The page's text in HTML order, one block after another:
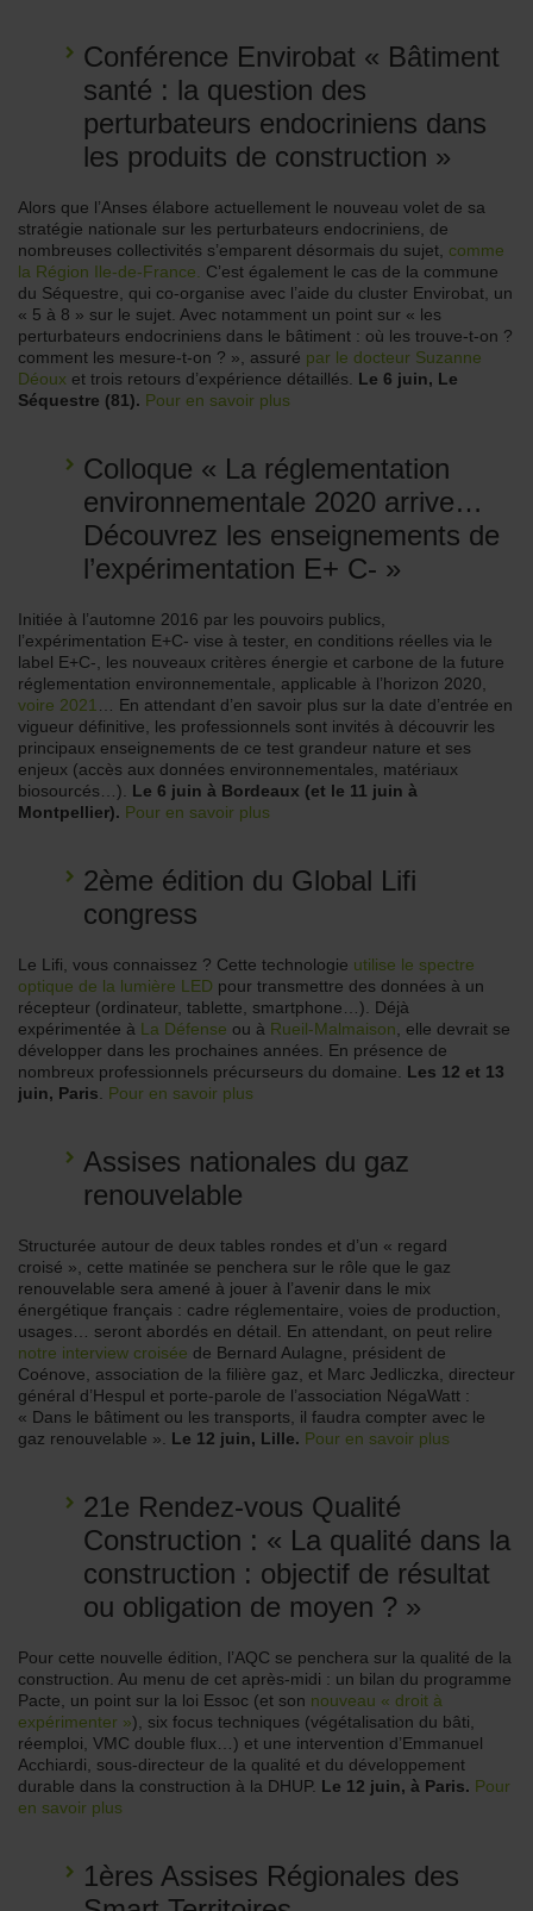
Conférence Envirobat « Bâtiment
santé : la question des
perturbateurs endocriniens dans
les produits de construction »
Alors que l’Anses élabore actuellement le nouveau volet de sa
stratégie nationale sur les perturbateurs endocriniens, de
nombreuses collectivités s’emparent désormais du sujet, comme
la Région Ile-de-France.
C’est également le cas de la commune
du Séquestre, qui co-organise avec l’aide du cluster Envirobat, un
« 5 à 8 » sur le sujet. Avec notamment un point sur « les
perturbateurs endocriniens dans le bâtiment : où les trouve-t-on ?
comment les mesure-t-on ? », assuré par le docteur Suzanne
Déoux et trois retours d’expérience détaillés.
Le 6 juin, Le
Séquestre (81). Pour en savoir plus
Colloque « La réglementation
environnementale 2020 arrive…
Découvrez les enseignements de
l’expérimentation E+ C- »
Initiée à l’automne 2016 par les pouvoirs publics,
l’expérimentation E+C- vise à tester, en conditions réelles via le
label E+C-, les nouveaux critères énergie et carbone de la future
réglementation environnementale, applicable à l’horizon 2020,
voire 2021
… En attendant d’en savoir plus sur la date d’entrée en
vigueur définitive, les professionnels sont invités à découvrir les
principaux enseignements de ce test grandeur nature et ses
enjeux (accès aux données environnementales, matériaux
biosourcés…).
Le 6 juin à Bordeaux (et le 11 juin à
Montpellier). Pour en savoir plus
2ème édition du Global Lifi
congress
Le Lifi, vous connaissez ? Cette technologie utilise le spectre
optique de la lumière LED pour transmettre des données à un
récepteur (ordinateur, tablette, smartphone…). Déjà
expérimentée à La Défense ou à Rueil-Malmaison , elle devrait se
développer dans les prochaines années. En présence de
nombreux professionnels précurseurs du domaine.
Les 12 et 13
juin, Paris
Pour en savoir plus
Assises nationales du gaz
renouvelable
Structurée autour de deux tables rondes et d’un « regard
croisé », cette matinée se penchera sur le rôle que le gaz
renouvelable sera amené à jouer à l’avenir dans le mix
énergétique français : cadre réglementaire, voies de production,
usages… seront abordés en détail. En attendant, on peut relire
notre interview croisée de Bernard Aulagne, président de
Coénove, association de la filière gaz, et Marc Jedliczka, directeur
général d’Hespul et porte-parole de l’association NégaWatt :
« Dans le bâtiment ou les transports, il faudra compter avec le
gaz renouvelable ». Le 12 juin, Lille. Pour en savoir plus
21e Rendez-vous Qualité
Construction : « La qualité dans la
construction : objectif de résultat
ou obligation de moyen ? »
Pour cette nouvelle édition, l’AQC se penchera sur la qualité de la
construction. Au menu de cet après-midi : un bilan du programme
Pacte, un point sur la loi Essoc (et son nouveau « droit à
expérimenter »), six focus techniques (végétalisation du bâti,
réemploi, VMC double flux…) et une intervention d’Emmanuel
Acchiardi, sous-directeur de la qualité et du développement
durable dans la construction à la DHUP. Le 12 juin, à Paris. Pour
en savoir plus
1ères Assises Régionales des